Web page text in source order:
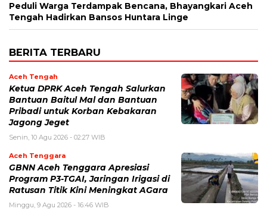
Peduli Warga Terdampak Bencana, Bhayangkari Aceh
Tengah Hadirkan Bansos Huntara Linge
BERITA TERBARU
Aceh Tengah
‎Ketua DPRK Aceh Tengah Salurkan
Bantuan Baitul Mal dan Bantuan
Pribadi untuk Korban Kebakaran
Jagong Jeget
Senin, 10 Agu 2026 - 02:27 WIB
Aceh Tenggara
GBNN Aceh Tenggara Apresiasi
Program P3-TGAI, Jaringan Irigasi di
Ratusan Titik Kini Meningkat AGara
Minggu, 9 Agu 2026 - 16:46 WIB